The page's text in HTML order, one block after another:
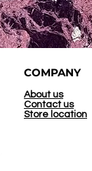
COMPANY
About us
Contact us
Store location